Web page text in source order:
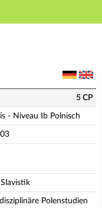
Ib Polnisch
5 CP
- Niveau Ib Polnisch
Polenstudien